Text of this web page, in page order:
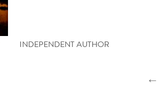
INDEPENDENT AUTHOR
←